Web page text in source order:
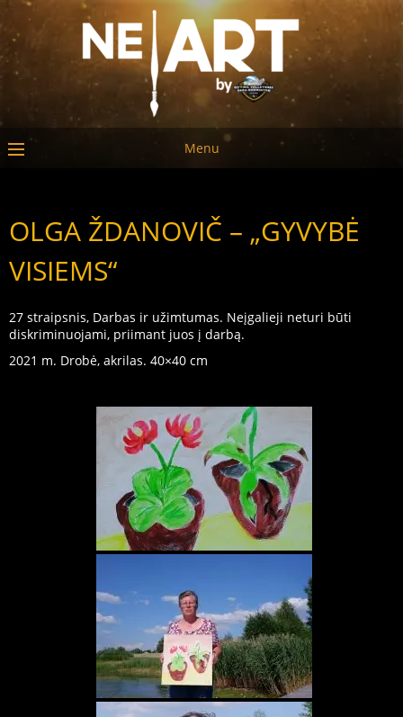
Menu
OLGA ŽDANOVIČ – „GYVYBĖ
VISIEMS“
27 straipsnis, Darbas ir užimtumas. Neįgalieji neturi būti
diskriminuojami, priimant juos į darbą.
2021 m. Drobė, akrilas. 40×40 cm